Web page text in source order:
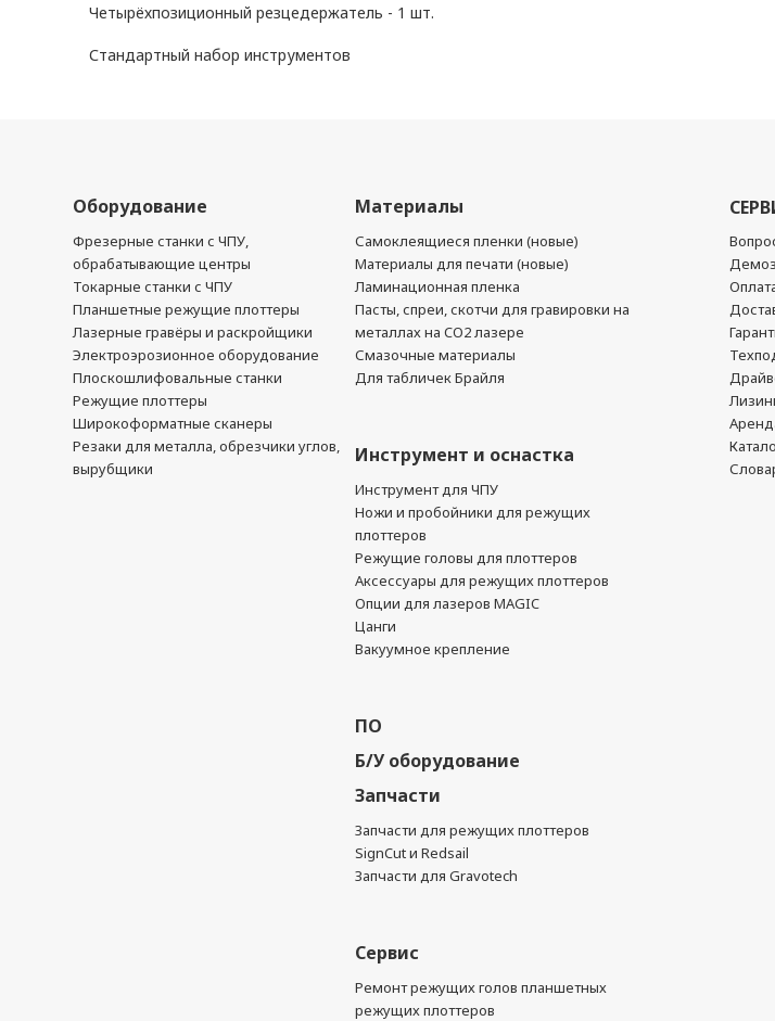
Четырёхпозиционный резцедержатель - 1 шт.
Стандартный набор инструментов
Оборудование
Фрезерные станки с ЧПУ,
обрабатывающие центры
Токарные станки с ЧПУ
Планшетные режущие плоттеры
Лазерные гравёры и раскройщики
Электроэрозионное оборудование
Плоскошлифовальные станки
Режущие плоттеры
Широкоформатные сканеры
Резаки для металла, обрезчики углов,
вырубщики
Материалы
Самоклеящиеся пленки (новые)
Материалы для печати (новые)
Ламинационная пленка
Пасты, спреи, скотчи для гравировки на
металлах на CO2 лазере
Смазочные материалы
Для табличек Брайля
Инструмент и оснастка
Инструмент для ЧПУ
Ножи и пробойники для режущих
плоттеров
Режущие головы для плоттеров
Аксессуары для режущих плоттеров
Опции для лазеров MAGIC
Цанги
Вакуумное крепление
ПО
Б/У оборудование
Запчасти
Запчасти для режущих плоттеров
SignCut и Redsail
Запчасти для Gravotech
Сервис
Ремонт режущих голов планшетных
режущих плоттеров